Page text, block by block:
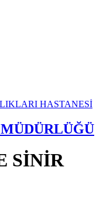
SİNİR